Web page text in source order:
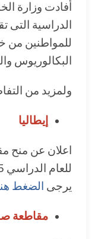
أفادت وزارة
الدراسية التى
للمواطنين من
البكالوريوس
ولمزيد من
إيطاليا
اعلان عن منح
يرجى الضغط
مقاطعة